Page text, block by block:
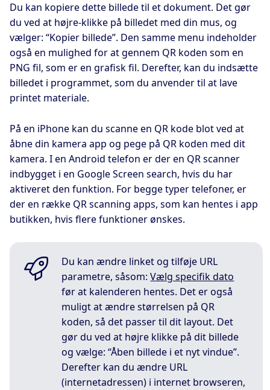
Du kan kopiere dette billede til et dokument. Det gør
du ved at højre-klikke på billedet med din mus, og
vælger: “Kopier billede”. Den samme menu indeholder
også en mulighed for at gennem QR koden som en
PNG fil, som er en grafisk fil. Derefter, kan du indsætte
billedet i programmet, som du anvender til at lave
printet materiale.
På en iPhone kan du scanne en QR kode blot ved at
åbne din kamera app og pege på QR koden med dit
kamera. I en Android telefon er der en QR scanner
indbygget i en Google Screen search, hvis du har
aktiveret den funktion. For begge typer telefoner, er
der en række QR scanning apps, som kan hentes i app
butikken, hvis flere funktioner ønskes.
Du kan ændre linket og tilføje URL
parametre, såsom:Vælg specifik dato
før at kalenderen hentes. Det er også
muligt at ændre størrelsen på QR
koden, så det passer til dit layout. Det
gør du ved at højre klikke på dit billede
og vælge: “Åben billede i et nyt vindue”.
Derefter kan du ændre URL
(internetadressen) i internet browseren,